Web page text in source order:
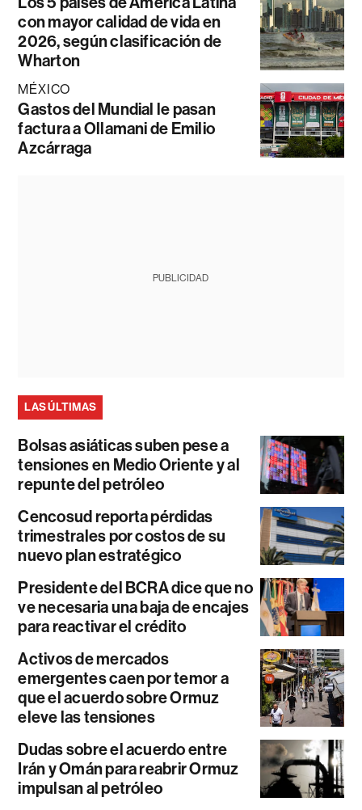
con mayor calidad de vida en
2026, según clasificación de
Wharton
MÉXICO
Gastos del Mundial le pasan
factura a Ollamani de Emilio
Azcárraga
PUBLICIDAD
LAS ÚLTIMAS
Bolsas asiáticas suben pese a
tensiones en Medio Oriente y al
repunte del petróleo
Cencosud reporta pérdidas
trimestrales por costos de su
nuevo plan estratégico
Presidente del BCRA dice que no
ve necesaria una baja de encajes
para reactivar el crédito
Activos de mercados
emergentes caen por temor a
que el acuerdo sobre Ormuz
eleve las tensiones
Dudas sobre el acuerdo entre
Irán y Omán para reabrir Ormuz
impulsan al petróleo